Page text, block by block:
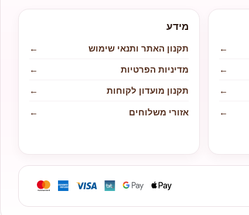
←
←
←
←
מידע
תקנון האתר ותנאי שימוש
←
מדיניות הפרטיות
←
תקנון מועדון לקוחות
←
אזורי משלוחים
←